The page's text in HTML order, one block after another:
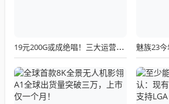
19元200G或成绝唱！三大运营商关停所有第三方渠道：被指变相涨价